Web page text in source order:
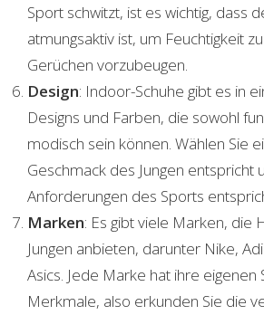
Sport schwitzt, ist es wichtig, dass
atmungsaktiv ist, um Feuchtigkeit
Gerüchen vorzubeugen.
Design: Indoor-Schuhe gibt es in
Designs und Farben, die sowohl
modisch sein können. Wählen Sie
Geschmack des Jungen entspricht
Anforderungen des Sports
Marken: Es gibt viele Marken, die
Jungen anbieten, darunter Nike,
Asics. Jede Marke hat ihre eigenen
Merkmale, also erkunden Sie die